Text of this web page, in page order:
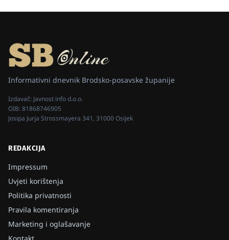
Informativni dnevnik Brodsko-posavske županije
Izdavač: Javnost info d.o.o.
OIB:81868746905
Josipa Jurja Strossmayera 341, 31000 Osijek
REDAKCIJA
Impressum
Uvjeti korištenja
Politika privatnosti
Pravila komentiranja
Marketing i oglašavanje